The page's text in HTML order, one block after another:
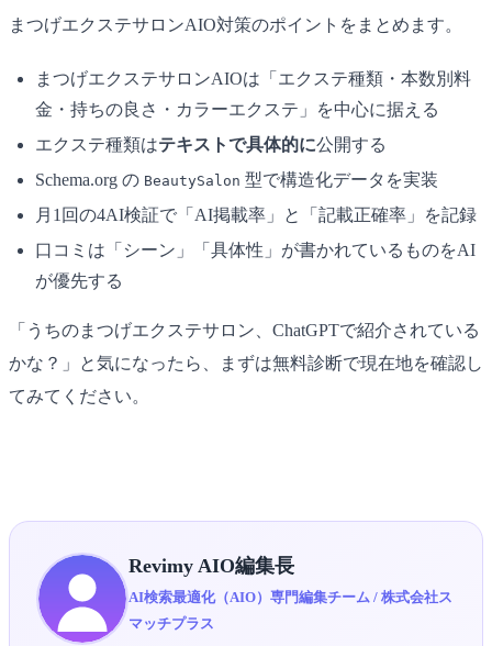
まつげエクステサロンAIO対策のポイントをまとめます。
まつげエクステサロンAIOは「エクステ種類・本数別料
金・持ちの良さ・カラーエクステ」を中心に据える
エクステ種類はテキストで具体的に公開する
Schema.org の BeautySalon 型で構造化データを実装
月1回の4AI検証で「AI掲載率」と「記載正確率」を記録
口コミは「シーン」「具体性」が書かれているものをAI
が優先する
「うちのまつげエクステサロン、ChatGPTで紹介されている
かな？」と気になったら、まずは無料診断で現在地を確認し
てみてください。
Revimy AIO編集長
AI検索最適化（AIO）専門編集チーム / 株式会社ス
マッチプラス